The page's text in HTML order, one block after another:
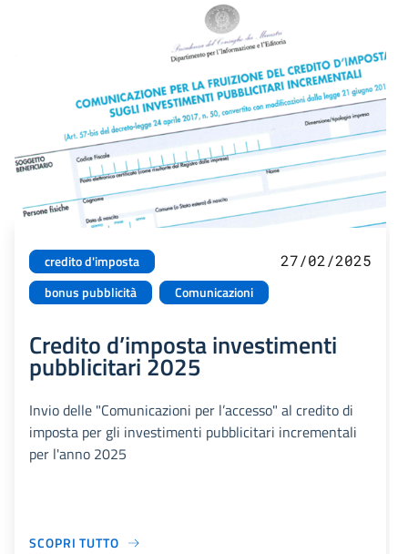
credito d'imposta
bonus pubblicità
Comunicazioni
27/02/2025
Credito d’imposta investimenti
pubblicitari 2025
Invio delle "Comunicazioni per l’accesso" al credito di
imposta per gli investimenti pubblicitari incrementali
per l'anno 2025
SCOPRI TUTTO